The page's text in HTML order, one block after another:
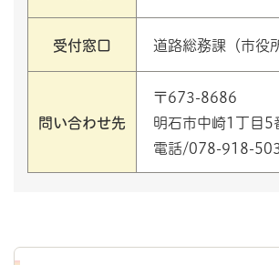
受付窓口 道路総務課（市役
問い合わせ先
〒673-8686
明石市中崎1丁目5
電話/078-918-